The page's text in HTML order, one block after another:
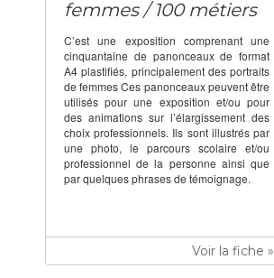
femmes / 100 métiers
C’est une exposition comprenant une
cinquantaine de panonceaux de format
A4 plastifiés, principalement des portraits
de femmes Ces panonceaux peuvent être
utilisés pour une exposition et/ou pour
des animations sur l’élargissement des
choix professionnels. Ils sont illustrés par
une photo, le parcours scolaire et/ou
professionnel de la personne ainsi que
par quelques phrases de témoignage.
Voir la fiche »